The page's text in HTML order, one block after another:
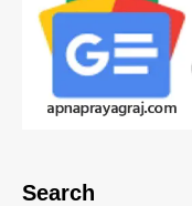
Search